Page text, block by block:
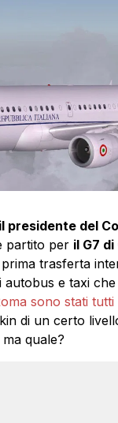
il presidente del
partito per il G7
trasferta
autobus e taxi
sono stati tutti
di un certo
ma quale?